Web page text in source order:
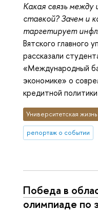
Какая связь
ставкой? Зачем и
таргетирует
Вятского главного
рассказали
«Международный
экономике» о
кредитной
Университетская жизнь
репортаж о событии
Победа в
олимпиаде по